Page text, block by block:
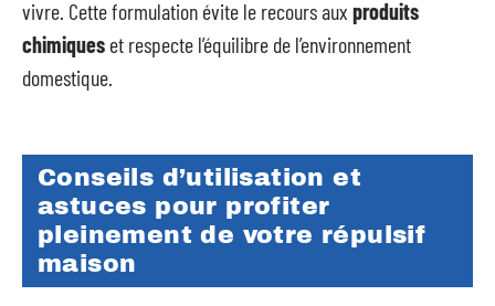
vivre. Cette formulation évite le recours aux produits
chimiques et respecte l’équilibre de l’environnement
domestique.
Conseils d’utilisation et
astuces pour profiter
pleinement de votre répulsif
maison